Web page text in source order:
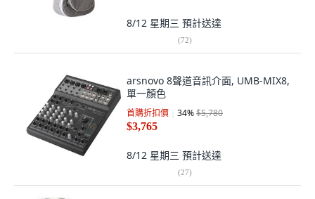
8/12 星期三 預計送達
(72)
arsnovo 8聲道音訊介面, UMB-MIX8,
單一顏色
首購折扣價 34%$5,780
$3,765
8/12 星期三 預計送達
(27)